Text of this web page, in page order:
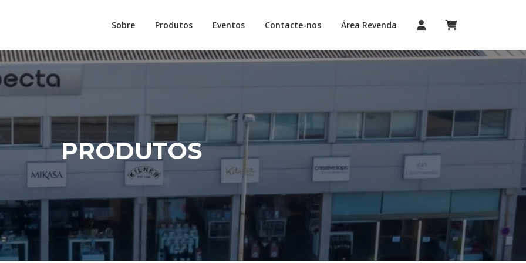
Sobre Produtos Eventos Contacte-nos Área Revenda
PRODUTOS